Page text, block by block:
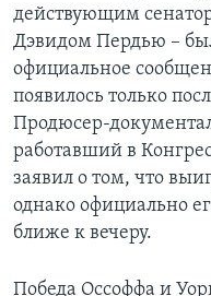
действующим
Дэвидом Пердью –
официальное
появилось только
Продюсер-
работавший в
заявил о том, что
однако официально
ближе к вечеру.
Победа Оссоффа и